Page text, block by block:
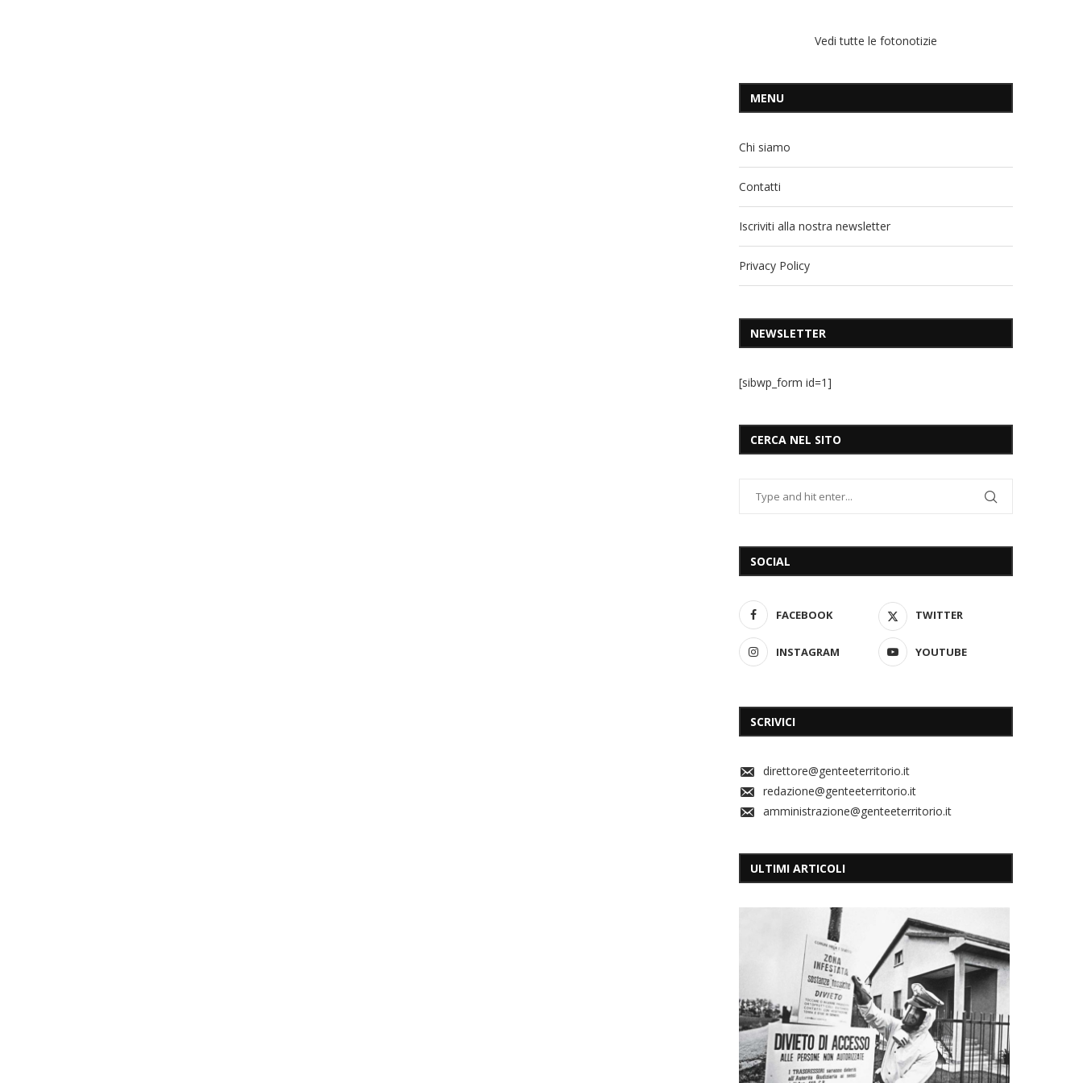
Vedi tutte le fotonotizie
MENU
Chi siamo
Contatti
Iscriviti alla nostra newsletter
Privacy Policy
NEWSLETTER
[sibwp_form id=1]
CERCA NEL SITO
SOCIAL
FACEBOOK TWITTER
INSTAGRAM YOUTUBE
SCRIVICI
direttore@genteeterritorio.it
redazione@genteeterritorio.it
amministrazione@genteeterritorio.it
ULTIMI ARTICOLI